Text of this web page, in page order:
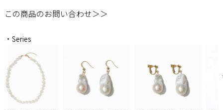
この商品のお問い合わせ＞＞
・Series